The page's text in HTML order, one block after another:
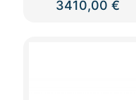
3410,00€